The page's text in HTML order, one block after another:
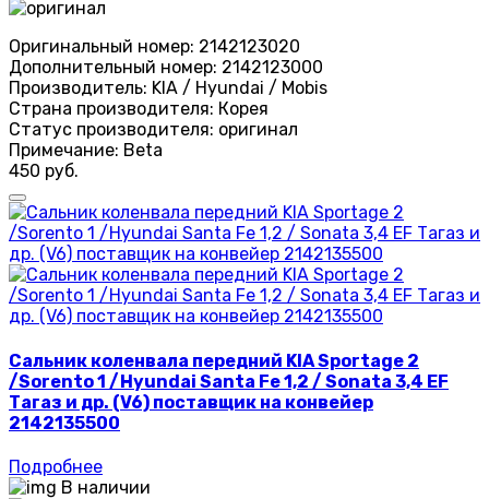
Оригинальный номер: 2142123020
Дополнительный номер: 2142123000
Производитель: KIA / Hyundai / Mobis
Страна производителя: Корея
Статус производителя: оригинал
Примечание: Beta
450 руб.
Сальник коленвала передний KIA Sportage 2
/Sorento 1 /Hyundai Santa Fe 1,2 / Sonata 3,4 EF
Тагаз и др. (V6) поставщик на конвейер
2142135500
Подробнее
В наличии